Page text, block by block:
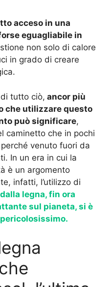
acceso in una
eguagliabile in
non solo di calore
in grado di creare
tutto ciò, ancor più
che utilizzare questo
può significare,
caminetto che in pochi
venuto fuori da
In un era in cui la
è un argomento
infatti, l’utilizzo di
legna, fin ora
sul pianeta, si è